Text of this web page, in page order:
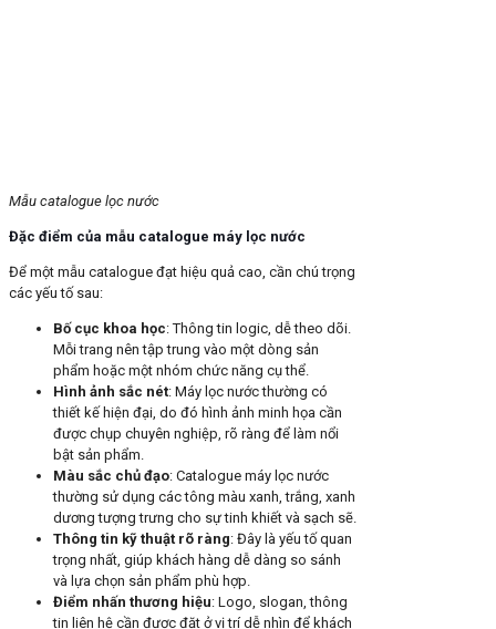
Mẫu catalogue lọc nước
Đặc điểm của mẫu catalogue máy lọc nước
Để một mẫu catalogue đạt hiệu quả cao, cần chú trọng
các yếu tố sau:
Bố cục khoa học: Thông tin logic, dễ theo dõi.
Mỗi trang nên tập trung vào một dòng sản
phẩm hoặc một nhóm chức năng cụ thể.
Hình ảnh sắc nét: Máy lọc nước thường có
thiết kế hiện đại, do đó hình ảnh minh họa cần
được chụp chuyên nghiệp, rõ ràng để làm nổi
bật sản phẩm.
Màu sắc chủ đạo: Catalogue máy lọc nước
thường sử dụng các tông màu xanh, trắng, xanh
dương tượng trưng cho sự tinh khiết và sạch sẽ.
Thông tin kỹ thuật rõ ràng: Đây là yếu tố quan
trọng nhất, giúp khách hàng dễ dàng so sánh
và lựa chọn sản phẩm phù hợp.
Điểm nhấn thương hiệu: Logo, slogan, thông
tin liên hệ cần được đặt ở vị trí dễ nhìn để khách